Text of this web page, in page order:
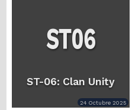
ST-06: Clan Unity
24 Octubre 2025